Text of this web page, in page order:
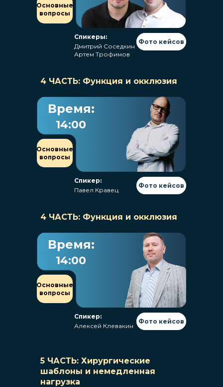
Спикеры:
Дмитрий Соседкин
Артем Трофимов
Фото кейсов
Основные
вопросы
Спикер:
Павел Кравец
4 ЧАСТЬ: Функция и окклюзия
14:00
Время:
Фото кейсов
Основные
вопросы
Спикер:
Алексей Клевакин
4 ЧАСТЬ: Функция и окклюзия
14:00
Время:
Фото кейсов
Основные
вопросы
5 ЧАСТЬ: Хирургические
шаблоны и немедленная
нагрузка